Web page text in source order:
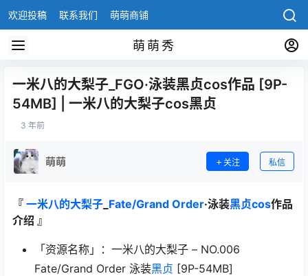
欢迎投稿 联系我们 萌萌商铺
萌萌秀
一米八的大梨子_FGO·泳装黑贞cos作品 [9P-
54MB] | 一米八的大梨子cos黑贞
3 年前
萌萌 关注 私信
『 一米八的大梨子 Fate/Grand Order·泳装黑贞cos作品
介绍 』
「资源名称」：一米八的大梨子 – NO.006
Fate/Grand Order 泳装黑贞 [9P-54MB]